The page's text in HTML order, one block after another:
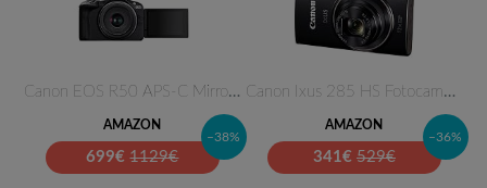
Canon EOS R50 APS-C Mirrorless…
AMAZON
699€ 1129€
–38%
Canon Ixus 285 HS Fotocamera C…
AMAZON
341€ 529€
–36%